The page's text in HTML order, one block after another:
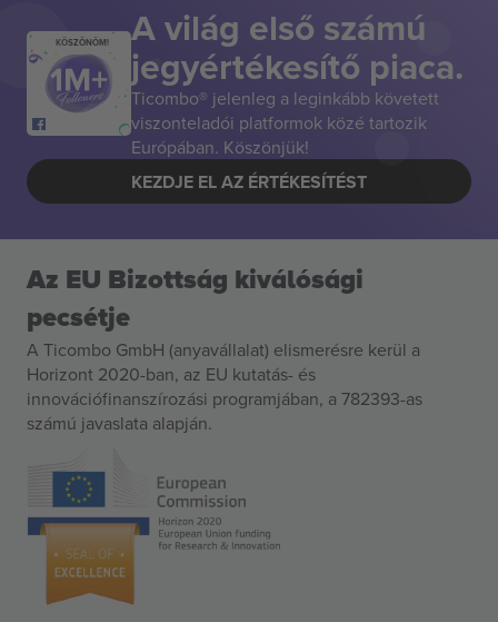
KÖSZÖNÖM! A világ első számú
jegyértékesítő piaca.
Ticombo® jelenleg a leginkább követett
viszonteladói platformok közé tartozik
Európában. Köszönjük!
KEZDJE EL AZ ÉRTÉKESÍTÉST
Az EU Bizottság kiválósági
pecsétje
A Ticombo GmbH (anyavállalat) elismerésre kerül a
Horizont 2020-ban, az EU kutatás- és
innovációfinanszírozási programjában, a 782393-as
számú javaslata alapján.